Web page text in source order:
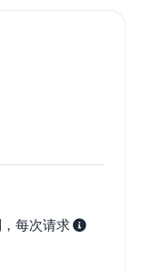
每次请求